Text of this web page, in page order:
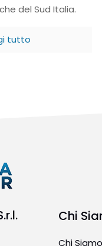
del Sud Italia.
tutto
Chi
Chi Siamo